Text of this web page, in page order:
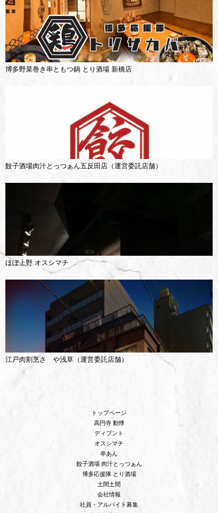
博多野菜巻き串ともつ鍋 とり酒場 新橋店
餃子酒場肉汁とっつぁん五反田店（運営委託店舗）
ほぼ上野 オスシマチ
江戸肉割烹さゝや浅草（運営委託店舗）
トップページ
高円寺 動悸
ディプント
オスシマチ
串あん
餃子酒場 肉汁とっつぁん
博多応援隊 とり酒場
土間土間
会社情報
社員・アルバイト募集